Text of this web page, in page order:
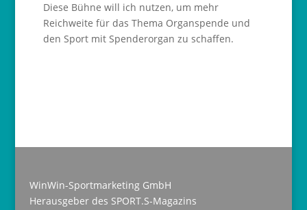
Diese Bühne will ich nutzen, um mehr
Reichweite für das Thema Organspende und
den Sport mit Spenderorgan zu schaffen.
WinWin-Sportmarketing GmbH
Herausgeber des SPORT.S-Magazins